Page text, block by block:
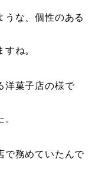
うな、個性のある
ね。
洋菓子店の様で
で務めていた んで